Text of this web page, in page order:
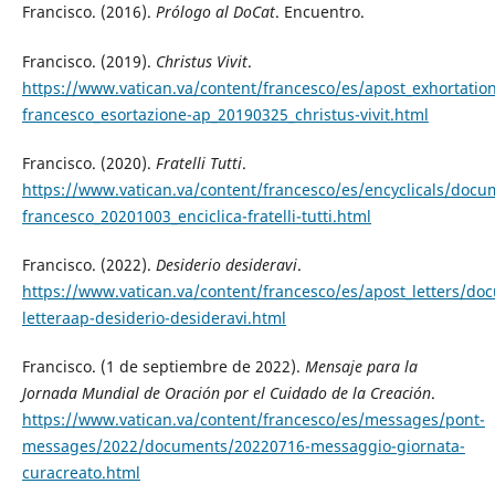
Francisco. (2016). Prólogo al DoCat. Encuentro.
Francisco. (2019). Christus Vivit.
https://www.vatican.va/content/francesco/es/
francesco_esortazione-ap_20190325_christus-vivit.html
Francisco. (2020). Fratelli Tutti.
https://www.vatican.va/content/francesco/es/encyclicals/
francesco_20201003_enciclica-fratelli-tutti.html
Francisco. (2022). Desiderio desideravi.
https://www.vatican.va/content/francesco/es/apost_letters/
letteraap-desiderio-desideravi.html
Francisco. (1 de septiembre de 2022). Mensaje para la
Jornada Mundial de Oración por el Cuidado de la Creación.
https://www.vatican.va/content/francesco/es/messages/pont-
messages/2022/documents/20220716-messaggio-giornata-
curacreato.html